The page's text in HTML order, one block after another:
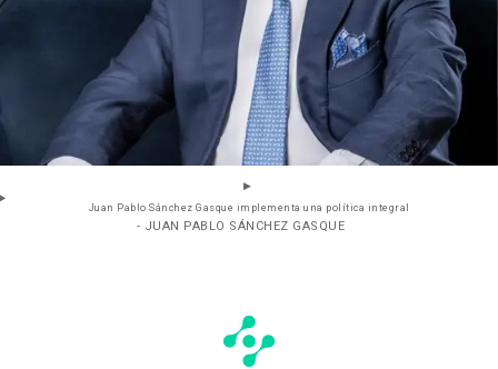
Juan Pablo Sánchez Gasque implementa una política integral
- JUAN PABLO SÁNCHEZ GASQUE